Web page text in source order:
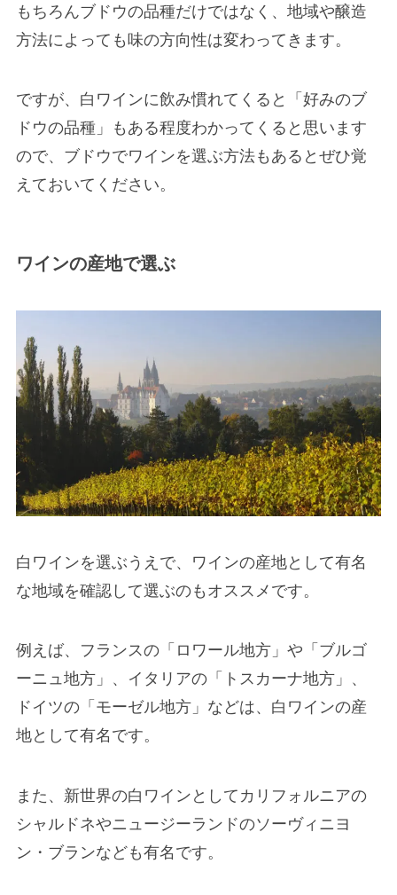
もちろんブドウの品種だけではなく、地域や醸造
方法によっても味の方向性は変わってきます。
ですが、白ワインに飲み慣れてくると「好みのブ
ドウの品種」もある程度わかってくると思います
ので、ブドウでワインを選ぶ方法もあるとぜひ覚
えておいてください。
ワインの産地で選ぶ
白ワインを選ぶうえで、ワインの産地として有名
な地域を確認して選ぶのもオススメです。
例えば、フランスの「ロワール地方」や「ブルゴ
ーニュ地方」、イタリアの「トスカーナ地方」、
ドイツの「モーゼル地方」などは、白ワインの産
地として有名です。
また、新世界の白ワインとしてカリフォルニアの
シャルドネやニュージーランドのソーヴィニヨ
ン・ブランなども有名です。